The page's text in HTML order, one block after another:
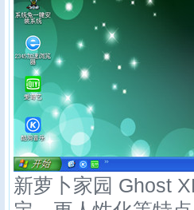
新萝卜家园 Ghost